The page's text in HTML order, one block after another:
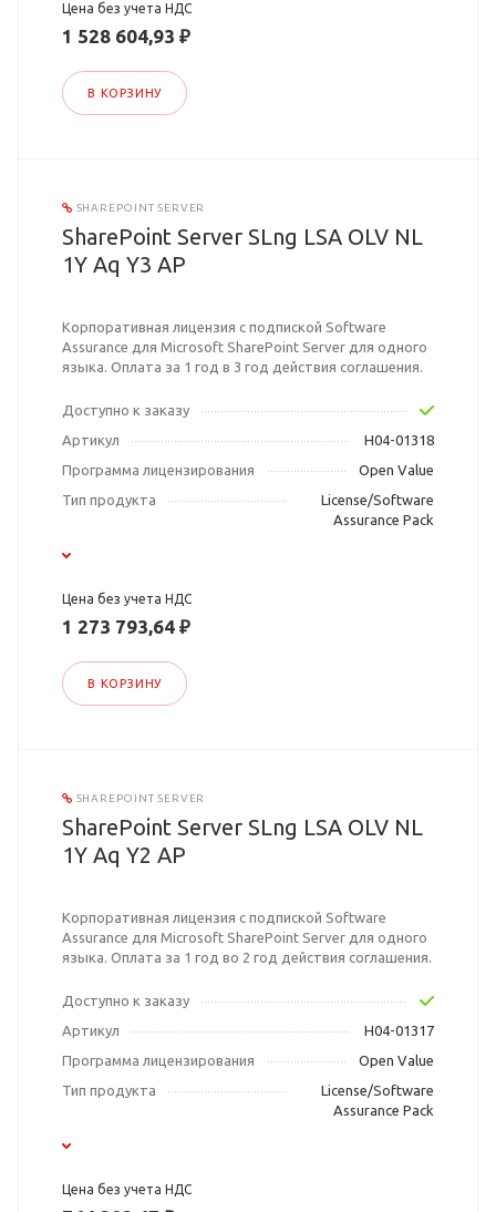
Цена без учета НДС
1 528 604,93 ₽
В КОРЗИНУ
SHAREPOINT SERVER
SharePoint Server SLng LSA OLV NL
1Y Aq Y3 AP
Корпоративная лицензия с подпиской Software
Assurance для Microsoft SharePoint Server для одного
языка. Оплата за 1 год в 3 год действия соглашения.
Доступно к заказу
Артикул
H04-01318
Программа лицензирования
Open Value
Тип продукта
License/Software
Assurance Pack
Цена без учета НДС
1 273 793,64 ₽
В КОРЗИНУ
SHAREPOINT SERVER
SharePoint Server SLng LSA OLV NL
1Y Aq Y2 AP
Корпоративная лицензия с подпиской Software
Assurance для Microsoft SharePoint Server для одного
языка. Оплата за 1 год во 2 год действия соглашения.
Доступно к заказу
Артикул
H04-01317
Программа лицензирования
Open Value
Тип продукта
License/Software
Assurance Pack
Цена без учета НДС